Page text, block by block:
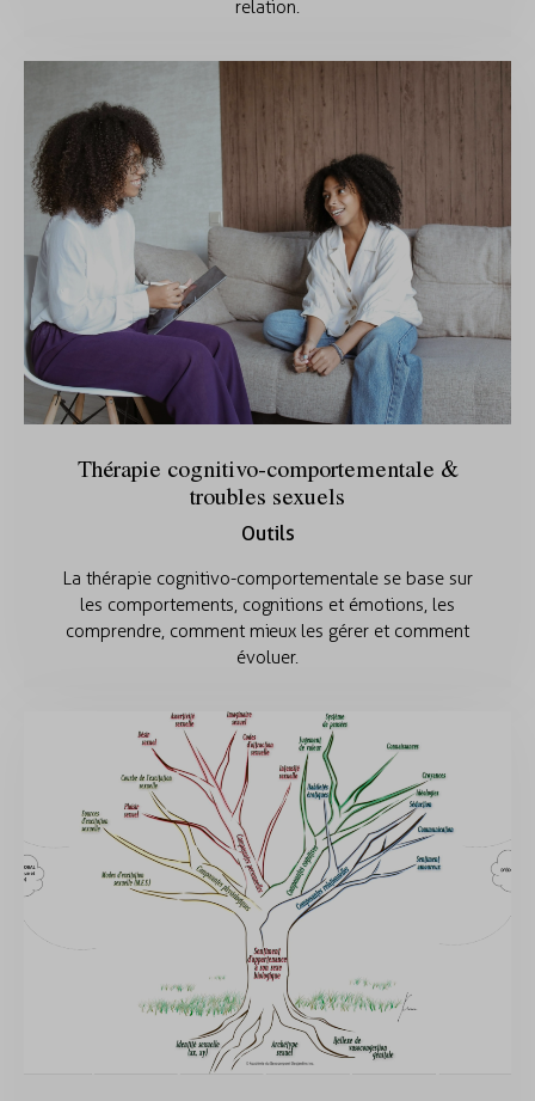
relation.
Thérapie cognitivo-comportementale &
troubles sexuels
Outils
La thérapie cognitivo-comportementale se base sur
les comportements, cognitions et émotions, les
comprendre, comment mieux les gérer et comment
évoluer.